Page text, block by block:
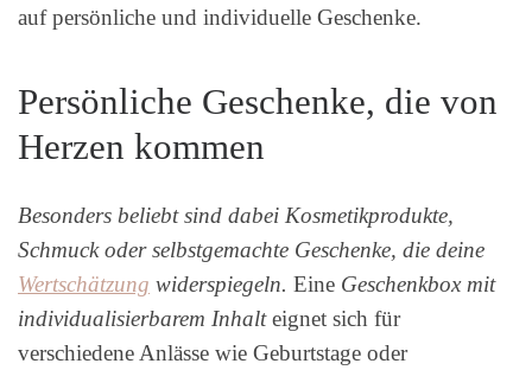
auf persönliche und individuelle Geschenke.
Persönliche Geschenke, die von
Herzen kommen
Besonders beliebt sind dabei Kosmetikprodukte,
Schmuck oder selbstgemachte Geschenke, die deine
Wertschätzung widerspiegeln. Eine Geschenkbox mit
individualisierbarem Inhalteignet sich für
verschiedene Anlässe wie Geburtstage oder